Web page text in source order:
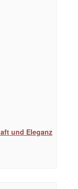
und Eleganz